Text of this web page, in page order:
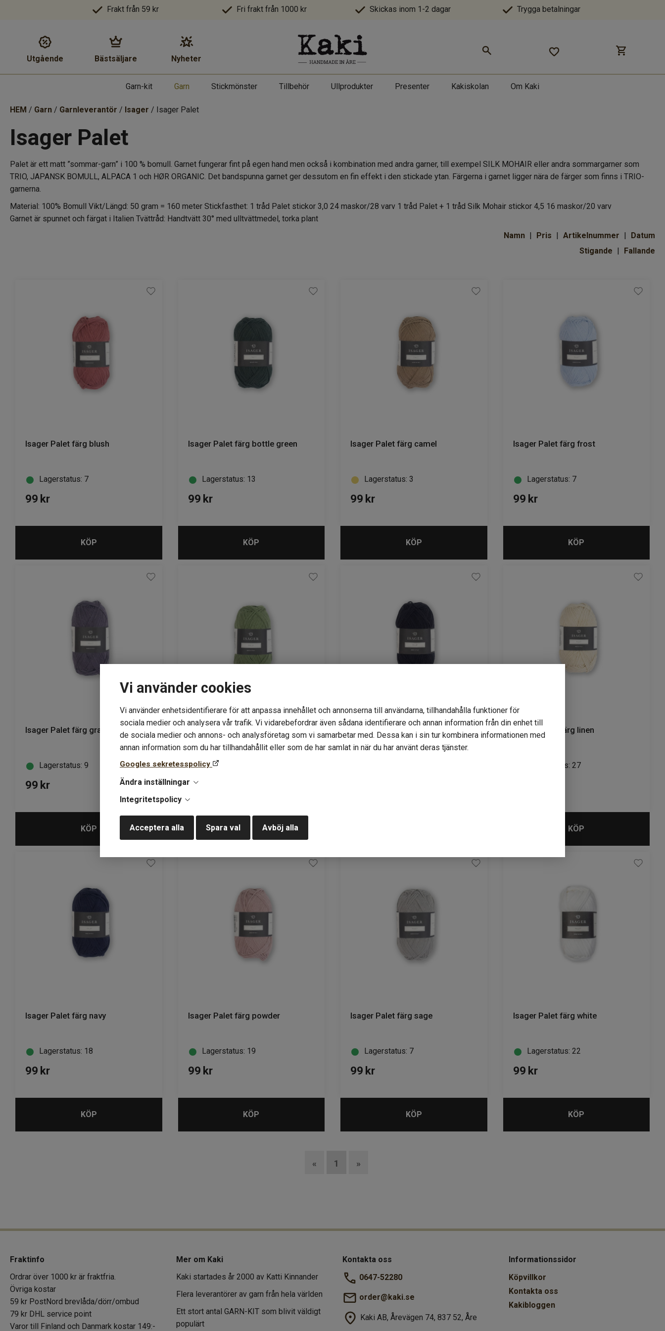
Vi använder cookies
Vi använder enhetsidentifierare för att anpassa innehållet och annonserna till användarna, tillhandahålla funktioner för
sociala medier och analysera vår trafik. Vi vidarebefordrar även sådana identifierare och annan information från din enhet till
de sociala medier och annons- och analysföretag som vi samarbetar med. Dessa kan i sin tur kombinera informationen med
annan information som du har tillhandahållit eller som de har samlat in när du har använt deras tjänster.
Googles sekretesspolicy
Ändra inställningar
Integritetspolicy
Acceptera alla Spara val Avböj alla
Frakt från 59 kr Fri frakt från 1000 kr Skickas inom 1-2 dagar Trygga betalningar
Utgående Bästsäljare Nyheter
Garn-kit Garn Stickmönster Tillbehör Ullprodukter Presenter Kakiskolan Om Kaki
HEM / Garn / Garnleverantör / Isager / Isager Palet
Isager Palet
Palet är ett matt ”sommar-garn” i 100 % bomull. Garnet fungerar fint på egen hand men också i kombination med andra garner, till exempel SILK MOHAIR eller andra sommargarner som
TRIO, JAPANSK BOMULL, ALPACA 1 och HØR ORGANIC. Det bandspunna garnet ger dessutom en fin effekt i den stickade ytan. Färgerna i garnet ligger nära de färger som finns i TRIO-
garnerna.
Material: 100% Bomull Vikt/Längd: 50 gram = 160 meter Stickfasthet: 1 tråd Palet stickor 3,0 24 maskor/28 varv 1 tråd Palet + 1 tråd Silk Mohair stickor 4,5 16 maskor/20 varv
Garnet är spunnet och färgat i Italien Tvättråd: Handtvätt 30° med ulltvättmedel, torka plant
Namn
Pris Artikelnummer
Datum
Stigande
Fallande
Isager Palet färg blush
Lagerstatus: 7
99 kr
KÖP
Isager Palet färg bottle green
Lagerstatus: 13
99 kr
KÖP
Isager Palet färg camel
Lagerstatus: 3
99 kr
KÖP
Isager Palet färg frost
Lagerstatus: 7
99 kr
KÖP
Isager Palet färg granite
Lagerstatus: 9
99 kr
KÖP
Isager Palet färg green tea
Lagerstatus: 15
99
Isager Palet färg ink Isager Palet färg linen
Lagerstatus: 27
KÖP
Isager Palet färg navy
Lagerstatus: 18
99 kr
KÖP
Isager Palet färg powder
Lagerstatus: 19
99 kr
KÖP
Isager Palet färg sage
Lagerstatus: 7
99 kr
KÖP
Isager Palet färg white
Lagerstatus: 22
99 kr
KÖP
« 1 »
Fraktinfo
Ordrar över 1000 kr är fraktfria.
Övriga kostar
59 kr PostNord brevlåda/dörr/ombud
79 kr DHL service point
Varor till Finland och Danmark kostar 149:-
Mer om Kaki
Kaki startades år 2000 av Katti Kinnander
Flera leverantörer av garn från hela världen
Ett stort antal GARN-KIT som blivit väldigt
populärt
Kontakta oss
0647-52280
order@kaki.se
Kaki AB, Årevägen 74, 837 52, Åre
Informationssidor
Köpvillkor
Kontakta oss
Kakibloggen